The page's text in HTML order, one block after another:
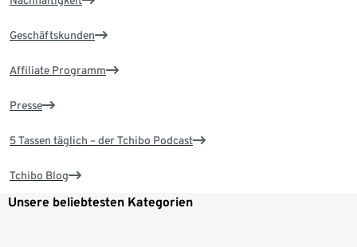
Geschäftskunden
Affiliate Programm
Presse
5 Tassen täglich – der Tchibo Podcast
Tchibo Blog
Unsere beliebtesten Kategorien